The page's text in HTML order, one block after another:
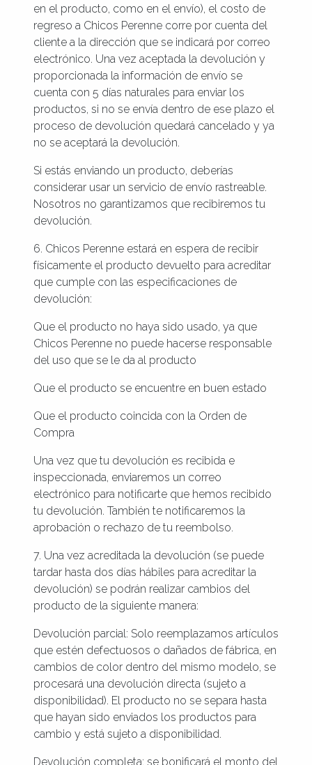
en el producto, como en el envío), el costo de
regreso a Chicos Perenne corre por cuenta del
cliente a la dirección que se indicará por correo
electrónico. Una vez aceptada la devolución y
proporcionada la información de envío se
cuenta con 5 días naturales para enviar los
productos, si no se envía dentro de ese plazo el
proceso de devolución quedará cancelado y ya
no se aceptará la devolución.
Si estás enviando un producto, deberías
considerar usar un servicio de envío rastreable.
Nosotros no garantizamos que recibiremos tu
devolución.
6. Chicos Perenne estará en espera de recibir
físicamente el producto devuelto para acreditar
que cumple con las especificaciones de
devolución:
Que el producto no haya sido usado, ya que
Chicos Perenne no puede hacerse responsable
del uso que se le da al producto
Que el producto se encuentre en buen estado
Que el producto coincida con la Orden de
Compra
Una vez que tu devolución es recibida e
inspeccionada, enviaremos un correo
electrónico para notificarte que hemos recibido
tu devolución. También te notificaremos la
aprobación o rechazo de tu reembolso.
7. Una vez acreditada la devolución (se puede
tardar hasta dos días hábiles para acreditar la
devolución) se podrán realizar cambios del
producto de la siguiente manera:
Devolución parcial: Solo reemplazamos artículos
que estén defectuosos o dañados de fábrica, en
cambios de color dentro del mismo modelo, se
procesará una devolución directa (sujeto a
disponibilidad). El producto no se separa hasta
que hayan sido enviados los productos para
cambio y está sujeto a disponibilidad.
Devolución completa: se bonificará el monto del